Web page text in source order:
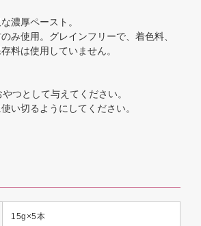
濃厚ペースト。
み使用。グレインフリーで、着色料、
料は使用していません。
つとして与えてください。
い切るようにしてください。
15g×5本